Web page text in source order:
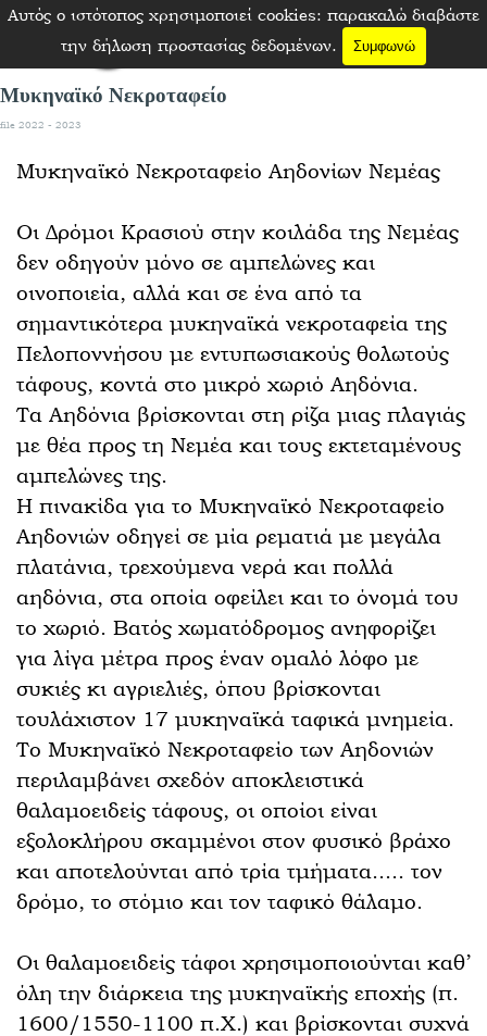
Αυτός ο ιστότοπος χρησιμοποιεί cookies: παρακαλώ διαβάστε
την δήλωση προστασίας δεδομένων.
Συμφωνώ
Μετάβαση στο περιεχόμενο
Παράλειψη μενού
Μυκηναϊκό Νεκροταφείο
file 2022 - 2023
Μυκηναϊκό Νεκροταφείο Αηδονίων Νεμέας
Οι Δρόμοι Κρασιού στην κοιλάδα της Νεμέας
δεν οδηγούν μόνο σε αμπελώνες και
οινοποιεία, αλλά και σε ένα από τα
σημαντικότερα μυκηναϊκά νεκροταφεία της
Πελοποννήσου με εντυπωσιακούς θολωτούς
τάφους, κοντά στο μικρό χωριό Αηδόνια.
Τα Αηδόνια βρίσκονται στη ρίζα μιας πλαγιάς
με θέα προς τη Νεμέα και τους εκτεταμένους
αμπελώνες της.
Η πινακίδα για το Μυκηναϊκό Νεκροταφείο
Αηδονιών οδηγεί σε μία ρεματιά με μεγάλα
πλατάνια, τρεχούμενα νερά και πολλά
αηδόνια, στα οποία οφείλει και το όνομά του
το χωριό. Βατός χωματόδρομος ανηφορίζει
για λίγα μέτρα προς έναν ομαλό λόφο με
συκιές κι αγριελιές, όπου βρίσκονται
τουλάχιστον 17 μυκηναϊκά ταφικά μνημεία.
Το Μυκηναϊκό Νεκροταφείο των Αηδονιών
περιλαμβάνει σχεδόν αποκλειστικά
θαλαμοειδείς τάφους, οι οποίοι είναι
εξολοκλήρου σκαμμένοι στον φυσικό βράχο
και αποτελούνται από τρία τμήματα..... τον
δρόμο, το στόμιο και τον ταφικό θάλαμο.
Οι θαλαμοειδείς τάφοι χρησιμοποιούνται καθ’
όλη την διάρκεια της μυκηναϊκής εποχής (π.
1600/1550-1100 π.Χ.) και βρίσκονται συχνά